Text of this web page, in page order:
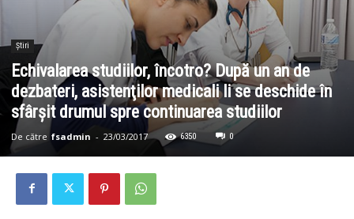
Știri
Echivalarea studiilor, încotro? După un an de
dezbateri, asistenţilor medicali li se deschide în
sfârşit drumul spre continuarea studiilor
De către fsadmin - 23/03/2017 6350 0